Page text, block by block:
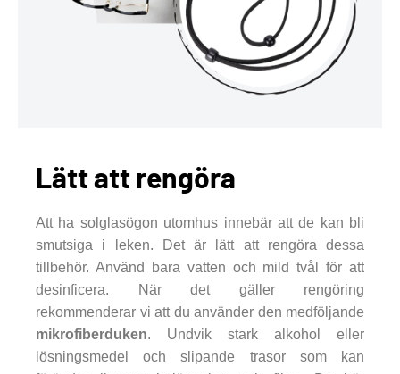
Lätt att rengöra
Att ha solglasögon utomhus innebär att de kan bli
smutsiga i leken. Det är lätt att rengöra dessa
tillbehör. Använd bara vatten och mild tvål för att
desinficera. När det gäller rengöring
rekommenderar vi att du använder den medföljande
mikrofiberduken. Undvik stark alkohol eller
lösningsmedel och slipande trasor som kan